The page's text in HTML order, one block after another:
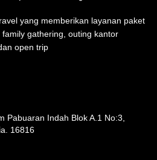
yang memberikan layanan paket
gathering, outing kantor
open trip
Pabuaran Indah Blok A.1 No:3,
16816